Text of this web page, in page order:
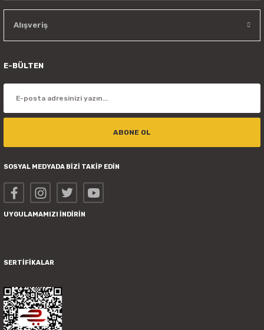
Alışveriş
E-BÜLTEN
ABONE OL
SOSYAL MEDYADA BİZİ TAKİP EDİN
UYGULAMAMIZI İNDİRİN
SERTİFİKALAR